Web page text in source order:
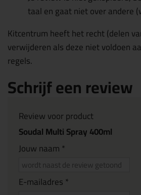
taal en gaat niet over andere
Kitcentrum heeft het recht (delen
verwijderen als deze niet voldoen
regels.
Schrijf een review
Review voor product
Soudal Multi Spray 400ml
Jouw naam *
E-mailadres *